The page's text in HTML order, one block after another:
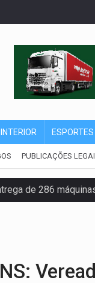
INTERIOR ESPORTES
PUBLICAÇÕES
de 286
Era amplia